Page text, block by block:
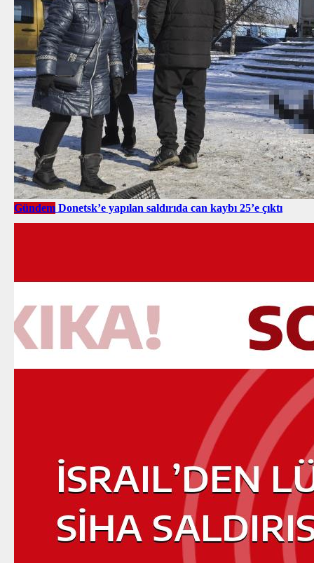
Gündem Donetsk’e yapılan saldırıda can kaybı 25’e çıktı